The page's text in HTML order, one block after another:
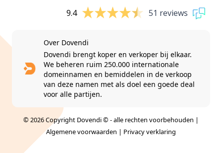
9.4 51 reviews
Over Dovendi
Dovendi brengt koper en verkoper bij elkaar.
We beheren ruim 250.000 internationale
domeinnamen en bemiddelen in de verkoop
van deze namen met als doel een goede deal
voor alle partijen.
© 2026 Copyright Dovendi © - alle rechten voorbehouden |
Algemene voorwaarden | Privacy verklaring